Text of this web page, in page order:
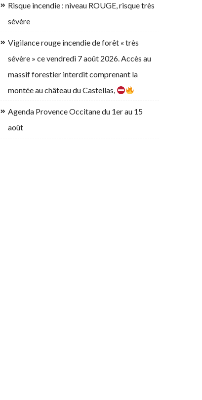
Risque incendie : niveau ROUGE, risque très
sévère
Vigilance rouge incendie de forêt « très
sévère » ce vendredi 7 août 2026. Accès au
massif forestier interdit comprenant la
montée au château du Castellas,
Agenda Provence Occitane du 1er au 15
août